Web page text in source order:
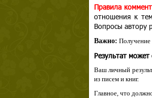
Правила
отношения к
Вопросы автору
Важно: Получение
Результат
Ваш личный
из писем и книг.
Главное, что